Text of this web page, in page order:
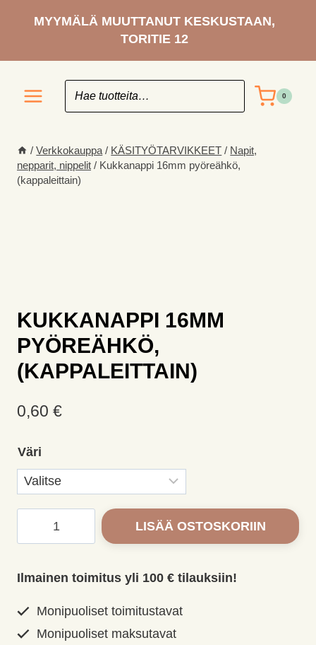
sisältöönMYYMÄLÄ MUUTTANUT KESKUSTAAN,
TORITIE 12
0
/ Verkkokauppa / KÄSITYÖ­TARVIKKEET / Napit,
nepparit, nippelit / Kukkanappi 16mm pyöreähkö,
(kappaleittain)
KUKKANAPPI 16MM
PYÖREÄHKÖ,
(KAPPALEITTAIN)
0,60 €
Väri
(kappaleittain)
LISÄÄ OSTOSKORIIN
Ilmainen toimitus yli 100 € tilauksiin!
Monipuoliset toimitustavat
Monipuoliset maksutavat